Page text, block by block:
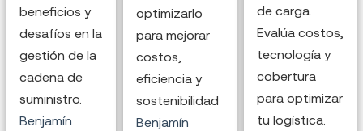
beneficios y
desafíos en la
gestión de la
cadena de
suministro.
Benjamín
optimizarlo
para mejorar
costos,
eficiencia y
sostenibilidad
Benjamín
de carga.
Evalúa costos,
tecnología y
cobertura
para optimizar
tu logística.